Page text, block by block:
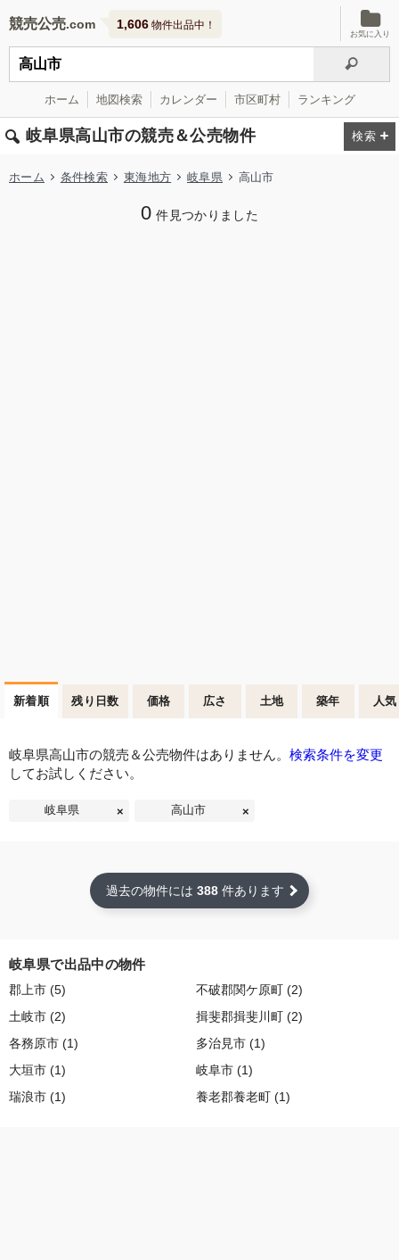
競売公売 1,606 物件出品中！
お気に入り
ホーム 地図検索 カレンダー 市区町村 ランキング
岐阜県高山市の競売＆公売物件
ホーム 条件検索 東海地方 岐阜県 高山市
0 件見つかりました
新着順 残り日数 価格 広さ 土地 築年 人気
岐阜県高山市の競売＆公売物件はありません。 検索条件を変更
してお試しください。
岐阜県 高山市
過去の物件には 388 件あります
岐阜県で出品中の物件
郡上市 (5) 不破郡関ケ原町 (2)
土岐市 (2) 揖斐郡揖斐川町 (2)
各務原市 (1) 多治見市 (1)
大垣市 (1) 岐阜市 (1)
瑞浪市 (1) 養老郡養老町 (1)